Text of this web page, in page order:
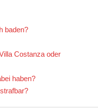
baden?
Costanza oder
haben?